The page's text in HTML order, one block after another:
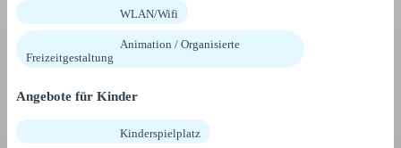
WLAN/Wifi
Animation / Organisierte
Freizeitgestaltung
Angebote für Kinder
Kinderspielplatz